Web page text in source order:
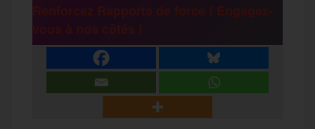
Renforcez Rapports de force ! Engagez-
vous à nos côtés !